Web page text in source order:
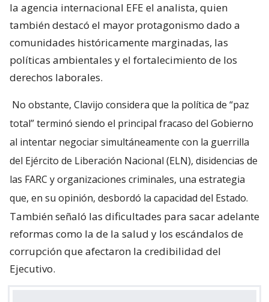
la agencia internacional EFE el analista, quien
también destacó el mayor protagonismo dado a
comunidades históricamente marginadas, las
políticas ambientales y el fortalecimiento de los
derechos laborales.
No obstante, Clavijo considera que la política de “paz
total” terminó siendo el principal fracaso del Gobierno
al intentar negociar simultáneamente con la guerrilla
del Ejército de Liberación Nacional (ELN), disidencias de
las FARC y organizaciones criminales, una estrategia
que, en su opinión, desbordó la capacidad del Estado.
También señaló las dificultades para sacar adelante
reformas como la de la salud y los escándalos de
corrupción que afectaron la credibilidad del
Ejecutivo.